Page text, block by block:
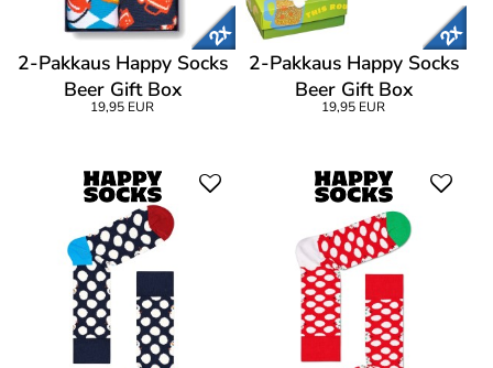
2-Pakkaus Happy Socks
Beer Gift Box
19,95 EUR
2-Pakkaus Happy Socks
Beer Gift Box
19,95 EUR